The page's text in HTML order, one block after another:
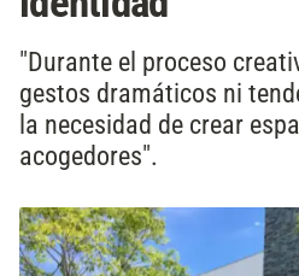
"Durante el proceso
gestos dramáticos ni
la necesidad de crear
acogedores".